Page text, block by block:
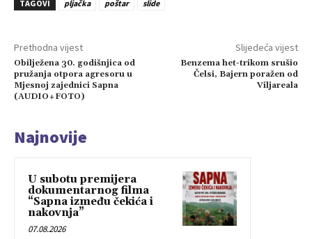
TAGOVI pljačka poštar slide
Prethodna vijest
Obilježena 30. godišnjica od
pružanja otpora agresoru u
Mjesnoj zajednici Sapna
(AUDIO+FOTO)
Slijedeća vijest
Benzema het-trikom srušio
Čelsi, Bajern poražen od
Viljareala
Najnovije
U subotu premijera
dokumentarnog filma
“Sapna između čekića i
nakovnja”
07.08.2026